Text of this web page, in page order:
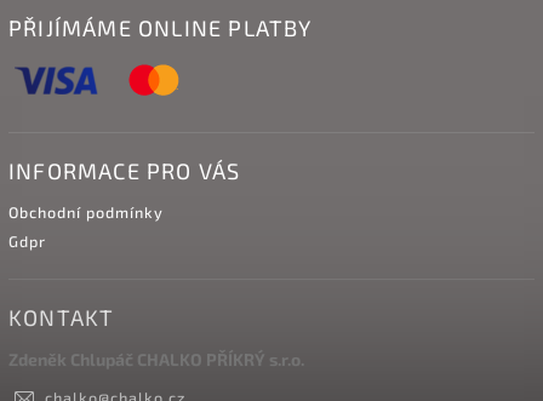
PŘIJÍMÁME ONLINE PLATBY
INFORMACE PRO VÁS
Obchodní podmínky
Gdpr
KONTAKT
Zdeněk Chlupáč CHALKO PŘÍKRÝ s.r.o.